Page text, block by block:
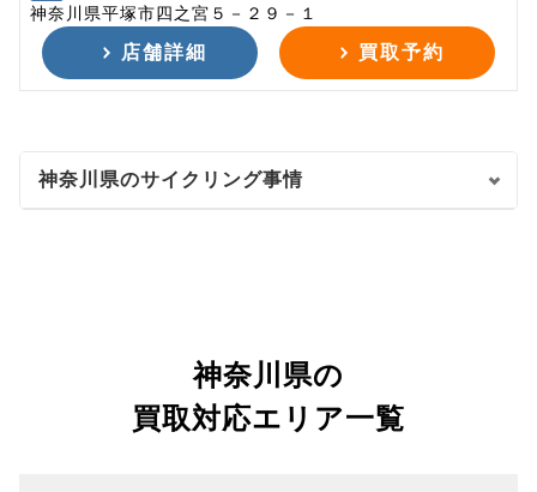
神奈川県平塚市四之宮５－２９－１
店舗詳細 買取予約
神奈川県のサイクリング事情
神奈川県の
買取対応エリア一覧